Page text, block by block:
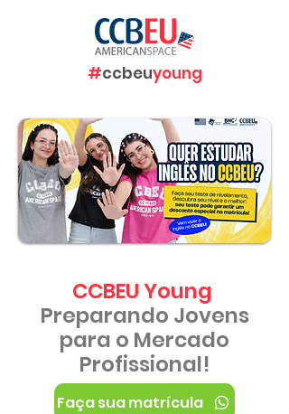
#ccbeuyoung
CCBEU Young
Preparando Jovens
para o Mercado
Profissional!
Faça sua matrícula